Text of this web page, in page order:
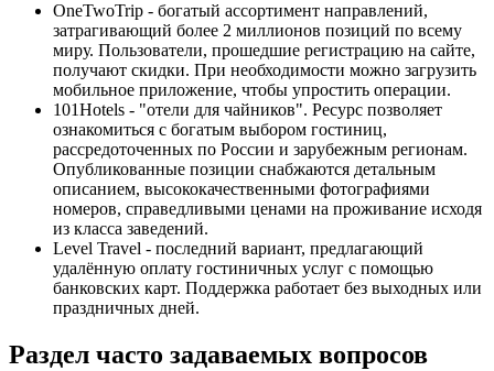
OneTwoTrip - богатый ассортимент направлений,
затрагивающий более 2 миллионов позиций по всему
миру. Пользователи, прошедшие регистрацию на сайте,
получают скидки. При необходимости можно загрузить
мобильное приложение, чтобы упростить операции.
101Hotels - "отели для чайников". Ресурс позволяет
ознакомиться с богатым выбором гостиниц,
рассредоточенных по России и зарубежным регионам.
Опубликованные позиции снабжаются детальным
описанием, высококачественными фотографиями
номеров, справедливыми ценами на проживание исходя
из класса заведений.
Level Travel - последний вариант, предлагающий
удалённую оплату гостиничных услуг с помощью
банковских карт. Поддержка работает без выходных или
праздничных дней.
Раздел часто задаваемых вопросов